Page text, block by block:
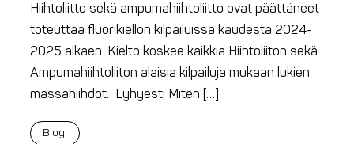
Hiihtoliitto sekä ampumahiihtoliitto ovat päättäneet
toteuttaa fluorikiellon kilpailuissa kaudestä 2024-
2025 alkaen. Kielto koskee kaikkia Hiihtoliiton sekä
Ampumahiihtoliiton alaisia kilpailuja mukaan lukien
massahiihdot. Lyhyesti Miten […]
Blogi